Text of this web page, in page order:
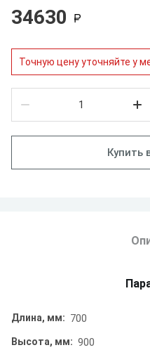
34630
Точную цену уточняйте у
Купить
Длина, мм: 700
Высота, мм: 900